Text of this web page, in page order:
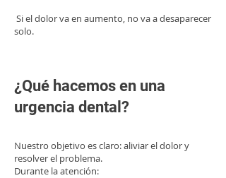
Si el dolor va en aumento, no va a desaparecer
solo.
¿Qué hacemos en una
urgencia dental?
Nuestro objetivo es claro: aliviar el dolor y
resolver el problema.
Durante la atención: